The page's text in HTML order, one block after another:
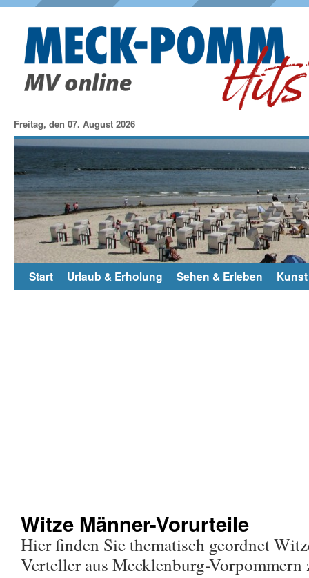
Freitag, den 07. August 2026
Start Urlaub & Erholung Sehen & Erleben
Witze Männer-Vorurteile
Hier finden Sie thematisch geordnet
Verteller aus Mecklenburg-